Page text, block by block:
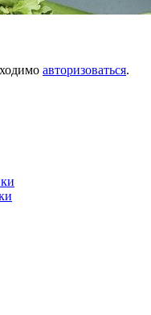
авторизоваться.